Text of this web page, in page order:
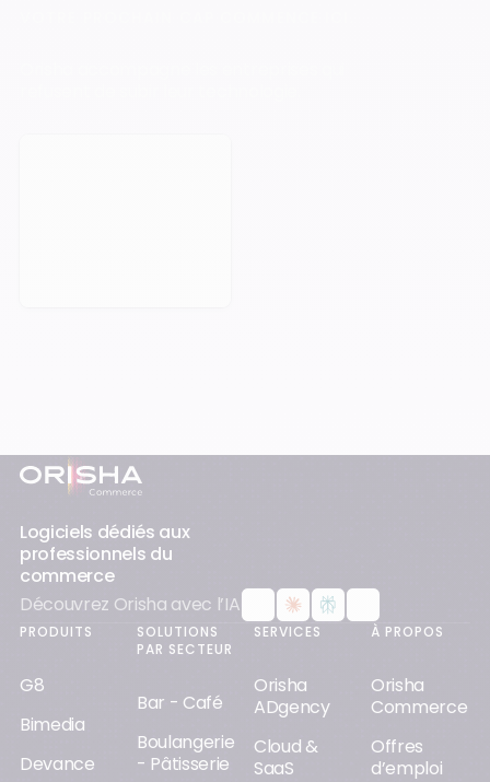
Pied-de-page
Logiciels dédiés aux
professionnels du
commerce
Découvrez Orisha avec l’IA
PRODUITS
G8
Bimedia
Devance
SOLUTIONS
PAR SECTEUR
Bar - Café
Boulangerie
- Pâtisserie
SERVICES
Orisha
ADgency
Cloud &
SaaS
À PROPOS
Orisha
Commerce
Offres
d’emploi